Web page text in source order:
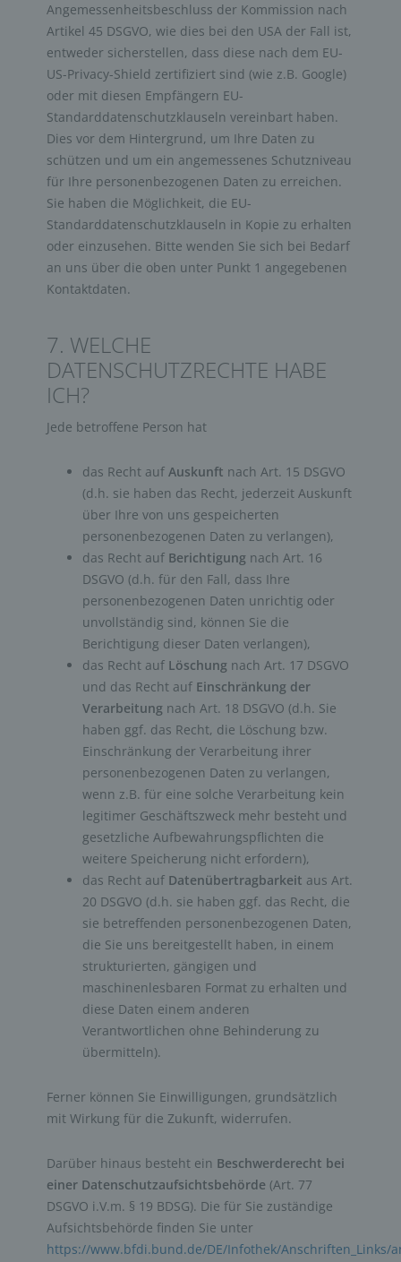
Angemessenheitsbeschluss der Kommission nach
Artikel 45 DSGVO, wie dies bei den USA der Fall ist,
entweder sicherstellen, dass diese nach dem EU-
US-Privacy-Shield zertifiziert sind (wie z.B. Google)
oder mit diesen Empfängern EU-
Standarddatenschutzklauseln vereinbart haben.
Dies vor dem Hintergrund, um Ihre Daten zu
schützen und um ein angemessenes Schutzniveau
für Ihre personenbezogenen Daten zu erreichen.
Sie haben die Möglichkeit, die EU-
Standarddatenschutzklauseln in Kopie zu erhalten
oder einzusehen. Bitte wenden Sie sich bei Bedarf
an uns über die oben unter Punkt 1 angegebenen
Kontaktdaten.
7. WELCHE
DATENSCHUTZRECHTE HABE
ICH?
Jede betroffene Person hat
das Recht aufAuskunft nach Art. 15 DSGVO
(d.h. sie haben das Recht, jederzeit Auskunft
über Ihre von uns gespeicherten
personenbezogenen Daten zu verlangen),
das Recht auf Berichtigung nach Art. 16
DSGVO (d.h. für den Fall, dass Ihre
personenbezogenen Daten unrichtig oder
unvollständig sind, können Sie die
Berichtigung dieser Daten verlangen),
das Recht auf Löschung nach Art. 17 DSGVO
und das Recht auf Einschränkung der
Verarbeitung nach Art. 18 DSGVO (d.h. Sie
haben ggf. das Recht, die Löschung bzw.
Einschränkung der Verarbeitung ihrer
personenbezogenen Daten zu verlangen,
wenn z.B. für eine solche Verarbeitung kein
legitimer Geschäftszweck mehr besteht und
gesetzliche Aufbewahrungspflichten die
weitere Speicherung nicht erfordern),
das Recht auf Datenübertragbarkeit aus Art.
20 DSGVO (d.h. sie haben ggf. das Recht, die
sie betreffenden personenbezogenen Daten,
die Sie uns bereitgestellt haben, in einem
strukturierten, gängigen und
maschinenlesbaren Format zu erhalten und
diese Daten einem anderen
Verantwortlichen ohne Behinderung zu
übermitteln).
Ferner können Sie Einwilligungen, grundsätzlich
mit Wirkung für die Zukunft, widerrufen.
Darüber hinaus besteht ein Beschwerderecht bei
einer Datenschutzaufsichtsbehörde (Art. 77
DSGVO i.V.m. § 19 BDSG). Die für Sie zuständige
Aufsichtsbehörde finden Sie unter
https://www.bfdi.bund.de/DE/Infothek/Anschriften_Links/